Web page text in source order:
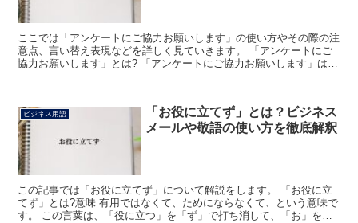
ここでは「アンケートにご協力お願いします」の使い方やその際の注
意点、言い替え表現などを詳しく見ていきます。 「アンケートにご
協力お願いします」とは? 「アンケートにご協力お願いします」は、
ビジネス用語
「お役に立てず」とは？ビジネス
メールや敬語の使い方を徹底解釈
この記事では「お役に立てず」について解説をします。 「お役に立
てず」とは?意味 有用ではなくて、ためにならなくて、という意味で
す。 この言葉は、「役に立つ」を「ず」で打ち消して、「お」を添